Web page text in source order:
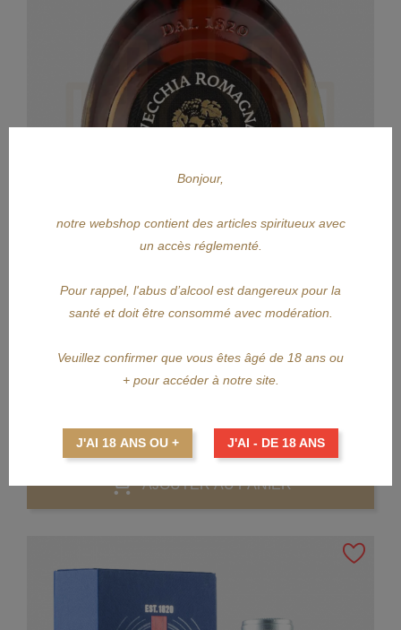
APERÇU RAPIDE
VECCHIA ROMAGNA
Prix
AJOUTER AU PANIER
Bonjour,
notre webshop contient des articles spiritueux avec
un accès réglementé.
Pour rappel, l'abus d’alcool est dangereux pour la
santé et doit être consommé avec modération.
Veuillez confirmer que vous êtes âgé de 18 ans ou
+ pour accéder à notre site.
J'AI 18 ANS OU + J'AI - DE 18 ANS